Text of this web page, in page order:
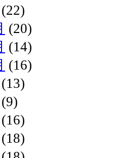
(22)
(20)
(14)
(16)
(13)
(9)
(16)
(18)